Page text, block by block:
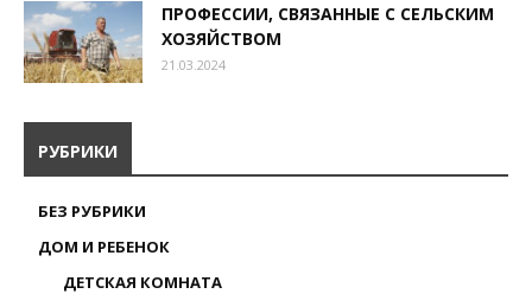
ПРОФЕССИИ, СВЯЗАННЫЕ С СЕЛЬСКИМ
ХОЗЯЙСТВОМ
21.03.2024
РУБРИКИ
БЕЗ РУБРИКИ
ДОМ И РЕБЕНОК
ДЕТСКАЯ КОМНАТА